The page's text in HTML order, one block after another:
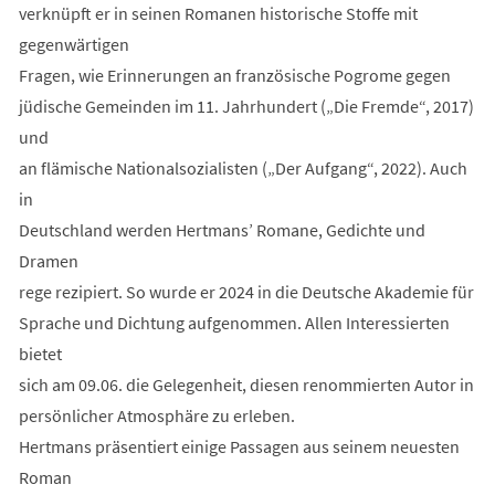
verknüpft er in seinen Romanen historische Stoffe mit
gegenwärtigen
Fragen, wie Erinnerungen an französische Pogrome gegen
jüdische Gemeinden im 11. Jahrhundert („Die Fremde“, 2017)
und
an flämische Nationalsozialisten („Der Aufgang“, 2022). Auch
in
Deutschland werden Hertmans’ Romane, Gedichte und
Dramen
rege rezipiert. So wurde er 2024 in die Deutsche Akademie für
Sprache und Dichtung aufgenommen. Allen Interessierten
bietet
sich am 09.06. die Gelegenheit, diesen renommierten Autor in
persönlicher Atmosphäre zu erleben.
Hertmans präsentiert einige Passagen aus seinem neuesten
Roman